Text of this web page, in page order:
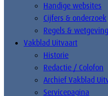
Handige websites
Cijfers & onderzoek
Regels & wetgeving
Vakblad Uitvaart
Historie
Redactie / Colofon
Archief Vakblad
Servicepagina